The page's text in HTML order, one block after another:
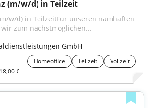
(m/w/d) in Teilzeit
w/d) in TeilzeitFür unseren namhaften
zum nächstmöglichen...
GmbH
Homeoffice Teilzeit
Vollzeit
€